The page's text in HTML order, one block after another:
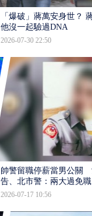
「爆破」蔣萬安身世？
他沒一起驗過DNA
2026-07-30 22:50
帥警留職停薪當男公關
告、北市警：兩大過免職
2026-07-17 10:56